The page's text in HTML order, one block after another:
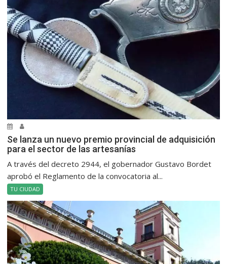
Se lanza un nuevo premio provincial de adquisición
para el sector de las artesanías
A través del decreto 2944, el gobernador Gustavo Bordet
aprobó el Reglamento de la convocatoria al...
TU CIUDAD